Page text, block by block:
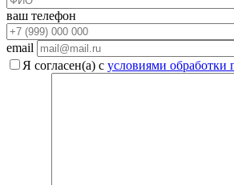
ваш телефон
email
Я согласен(а) с условиями обработки